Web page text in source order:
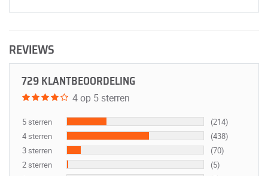
REVIEWS
729 KLANTBEOORDELING
4 op 5 sterren
5 sterren
(214)
4 sterren
(438)
3 sterren
(70)
2 sterren
(5)